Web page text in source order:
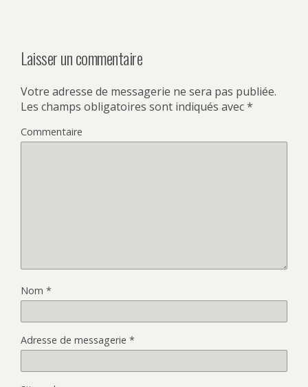
Laisser un commentaire
Votre adresse de messagerie ne sera pas publiée.
Les champs obligatoires sont indiqués avec*
Commentaire
Nom *
Adresse de messagerie *